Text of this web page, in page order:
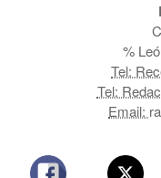
%
Tel:
Tel:
Email: